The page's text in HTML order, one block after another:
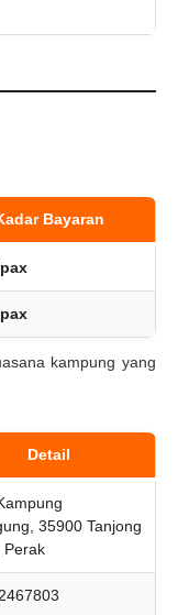
Bayaran
kampung yang
Detail
35900 Tanjong
Perak